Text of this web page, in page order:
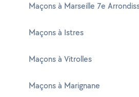
Maçons à Marseille 7e
Maçons à Istres
Maçons à Vitrolles
Maçons à Marignane